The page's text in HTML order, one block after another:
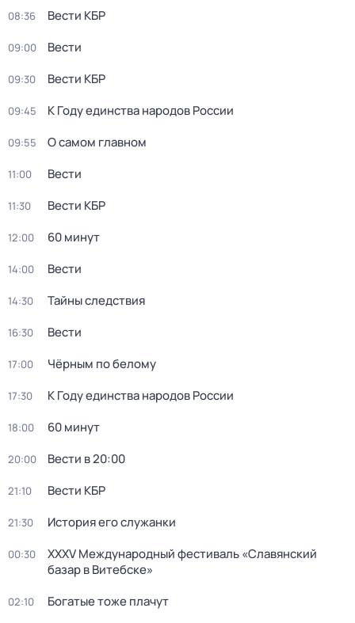
08:36 Вести КБР
09:00 Вести
09:30 Вести КБР
09:45 К Году единства народов России
09:55 О самом главном
11:00 Вести
11:30 Вести КБР
12:00 60 минут
14:00 Вести
14:30 Тайны следствия
16:30 Вести
17:00 Чёрным по белому
17:30 К Году единства народов России
18:00 60 минут
20:00 Вести в 20:00
21:10 Вести КБР
21:30 История его служанки
00:30
XXXV Международный фестиваль «Славянский
базар в Витебске»
02:10 Богатые тоже плачут